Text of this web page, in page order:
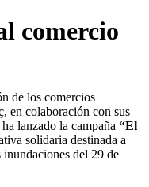
comercio
de los comercios
en colaboración con sus
lanzado la campaña “El
solidaria destinada a
inundaciones del 29 de